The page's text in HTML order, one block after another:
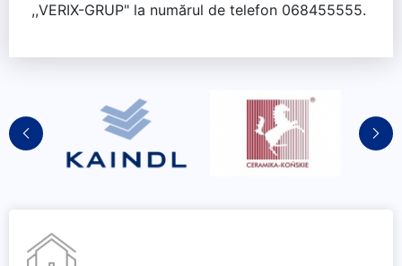
,,VERIX-GRUP" la numărul de telefon 068455555.